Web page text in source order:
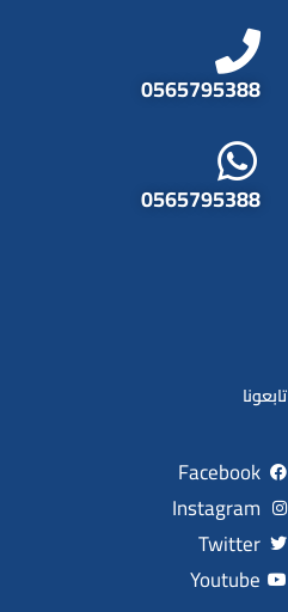
0565795388
0565795388
تابعونا
Facebook
Instagram
Twitter
Youtube